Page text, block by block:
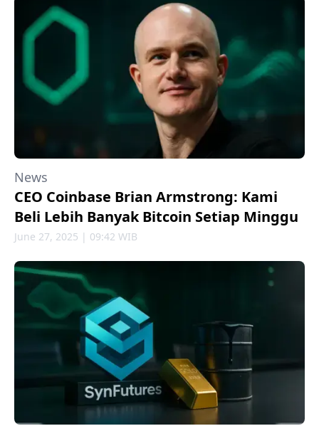
News
CEO Coinbase Brian Armstrong: Kami
Beli Lebih Banyak Bitcoin Setiap Minggu
June 27, 2025 | 09:42 WIB